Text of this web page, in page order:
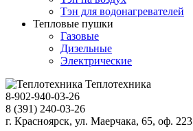
Тэн для водонагревателей
Тепловые пушки
Газовые
Дизельные
Электрические
Теплотехника
8-902-940-03-26
8 (391) 240-03-26
г. Красноярск, ул. Маерчака, 65, оф. 223